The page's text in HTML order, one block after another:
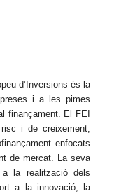
d’Inversions és la
i a les pimes
finançament. El FEI
i de creixement,
enfocats
de mercat. La seva
la realització dels
a la innovació, la